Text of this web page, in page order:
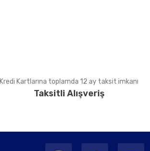
Kredi Kartlarına toplamda 12 ay taksit imkanı
Taksitli Alışveriş